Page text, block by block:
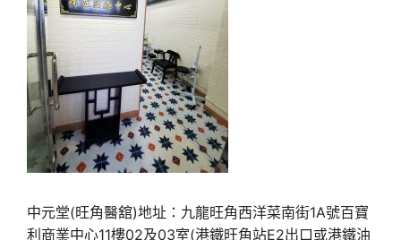
中元堂(旺角醫舘)地址：九龍旺角西洋菜南街1A號百寶
利商業中心11樓02及03室(港鐵旺角站E2出口或港鐵油